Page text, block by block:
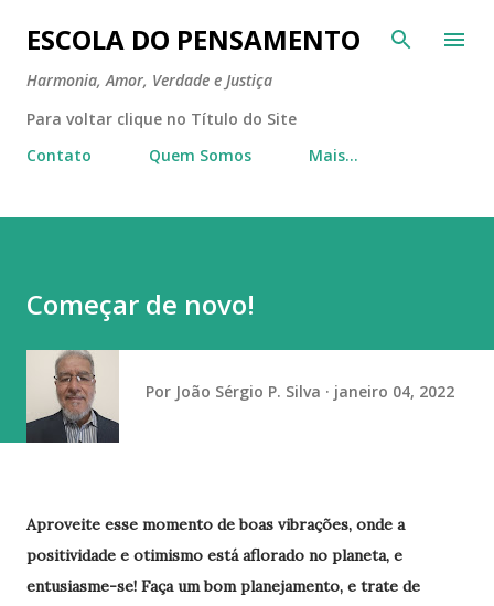
Pular para o conteúdo principal
ESCOLA DO PENSAMENTO
Harmonia, Amor, Verdade e Justiça
Para voltar clique no Título do Site
Contato
Quem Somos Mais…
Começar de novo!
Por João Sérgio P. Silva janeiro 04, 2022
Aproveite esse momento de boas vibrações, onde a
positividade e otimismo está aflorado no planeta, e
entusiasme-se! Faça um bom planejamento, e trate de